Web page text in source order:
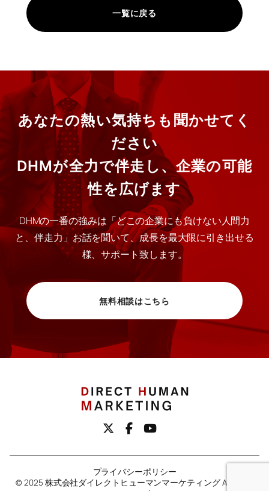
一覧に戻る
あなたの熱い気持ちも聞かせてく
ださい
DHMが全力で伴走し、企業の可能
性を広げます
DHMの一番の強みは「どこの企業にも負けない人間力
と、伴走力」お話を聞いて、成長を最大限に引き出せる
様、サポート致します。
無料相談はこちら
プライバシーポリシー
© 2025 株式会社ダイレクトヒューマンマーケティング All rights